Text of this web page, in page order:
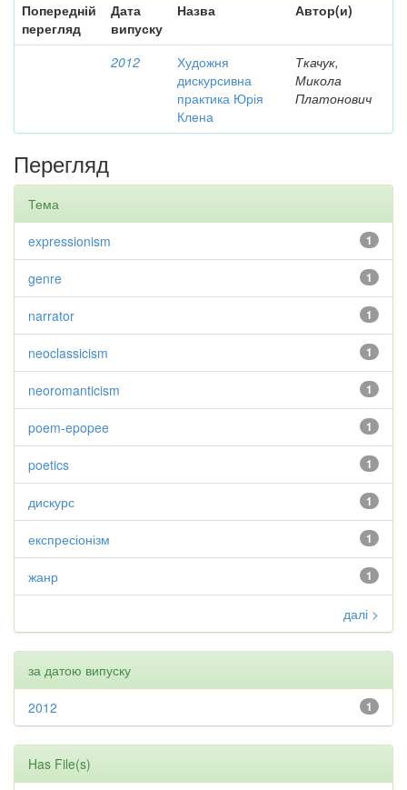
Попередній
перегляд
Дата
випуску
Назва Автор(и)
2012
Художня
дискурсивна
практика Юрія
Клена
Ткачук,
Микола
Платонович
Перегляд
Тема
1
expressionism
1
genre
1
narrator
1
neoclassicism
1
neoromanticism
1
poem-epopee
1
poetics
1
дискурс
1
експресіонізм
1
жанр
далі >
за датою випуску
1
2012
Has File(s)